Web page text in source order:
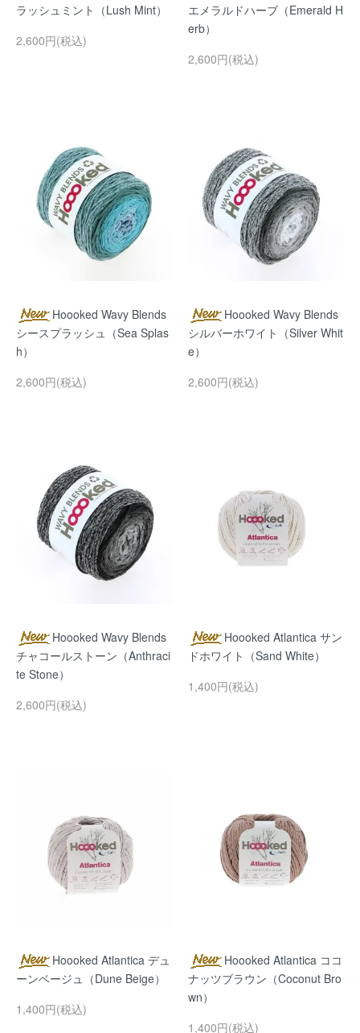
ラッシュミント（Lush Mint）
2,600円(税込)
エメラルドハーブ（Emerald H
erb）
2,600円(税込)
Hoooked Wavy Blends
シースプラッシュ（Sea Splas
h）
2,600円(税込)
Hoooked Wavy Blends
シルバーホワイト（Silver Whit
e）
2,600円(税込)
Hoooked Wavy Blends
チャコールストーン（Anthraci
te Stone）
2,600円(税込)
Hoooked Atlantica サン
ドホワイト（Sand White）
1,400円(税込)
Hoooked Atlantica デュ
ーンベージュ（Dune Beige）
1,400円(税込)
Hoooked Atlantica ココ
ナッツブラウン（Coconut Bro
wn）
1,400円(税込)